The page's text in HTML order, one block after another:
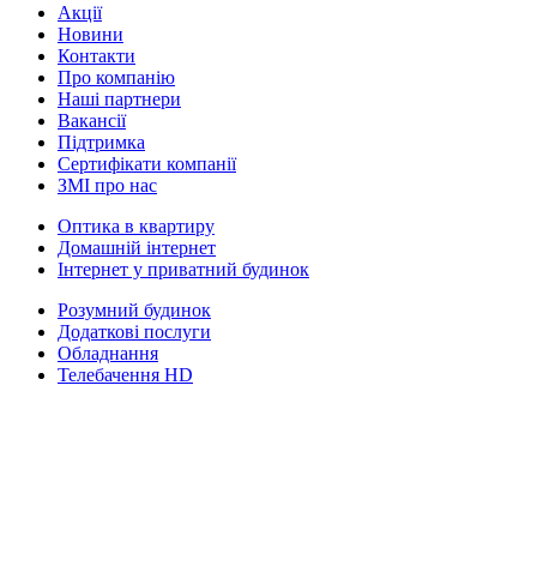
Акції
Новини
Контакти
Про компанію
Наші партнери
Вакансії
Підтримка
Сертифікати компанії
ЗМІ про нас
Оптика в квартиру
Домашній інтернет
Інтернет у приватний будинок
Розумний будинок
Додаткові послуги
Обладнання
Телебачення HD